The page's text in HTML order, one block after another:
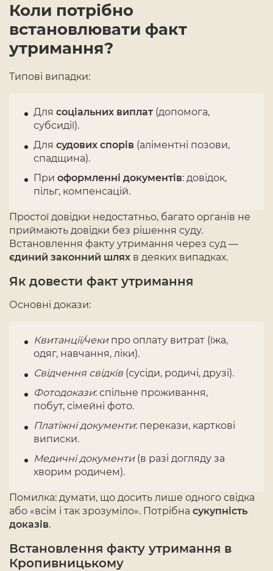
Коли потрібно
встановлювати факт
утримання?
Типові випадки:
Для соціальних виплат (допомога,
субсидії).
Для судових спорів (аліментні позови,
спадщина).
При оформленні документів: довідок,
пільг, компенсацій.
Простої довідки недостатньо, багато органів не
приймають довідки без рішення суду.
Встановлення факту утримання через суд —
єдиний законний шлях в деяких випадках.
Як довести факт утримання
Основні докази:
Квитанції/чекипро оплату витрат (їжа,
одяг, навчання, ліки).
Свідчення свідків (сусіди, родичі, друзі).
Фотодокази: спільне проживання,
побут, сімейні фото.
Платіжні документи: перекази, карткові
виписки.
Медичні документи(в разі догляду за
хворим родичем).
Помилка: думати, що досить лише одного свідка
або «всім і так зрозуміло». Потрібна сукупність
доказів.
Встановлення факту утримання в
Кропивницькому